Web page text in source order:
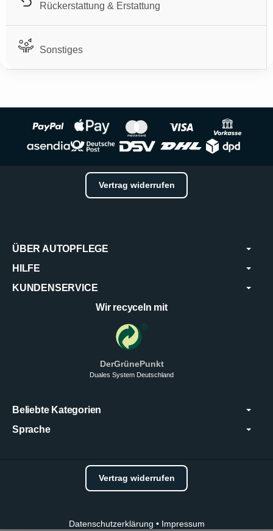
Rückerstattung & Erstattung
Sonstiges
Vertrag widerrufen
ÜBER AUTOPFLEGE
HILFE
KUNDENSERVICE
Wir recyceln mit
DerGrünePunkt
Duales System Deutschland
Beliebte Kategorien
Sprache
Vertrag widerrufen
Datenschutzerklärung • Impressum